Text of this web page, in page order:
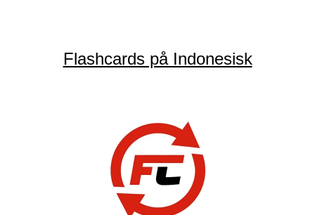
Flashcards på Indonesisk